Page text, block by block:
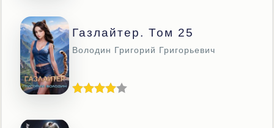
Газлайтер. Том 25
Володин Григорий Григорьевич